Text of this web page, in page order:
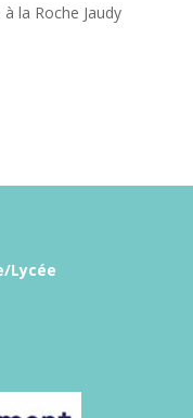
la Roche Jaudy
Lycée